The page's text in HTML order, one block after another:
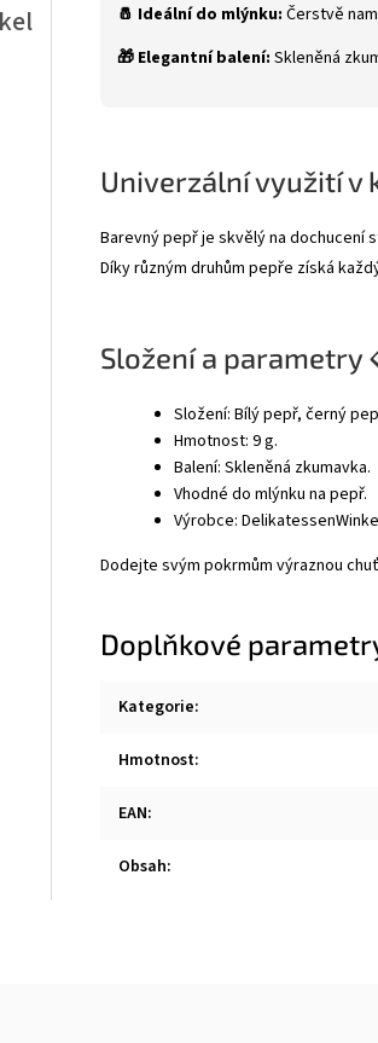
🧂 Ideální do mlýnku: Čerstvě
🎁 Elegantní balení: Skleněná
Univerzální využití
Barevný pepř je skvělý na dochucení
Díky různým druhům pepře získá
Složení a parametry
Složení: Bílý pepř, černý
Hmotnost: 9 g.
Balení: Skleněná zkumavka.
Vhodné do mlýnku na pepř.
Výrobce:
Dodejte svým pokrmům výraznou
Doplňkové
Kategorie:
Hmotnost:
EAN:
Obsah: